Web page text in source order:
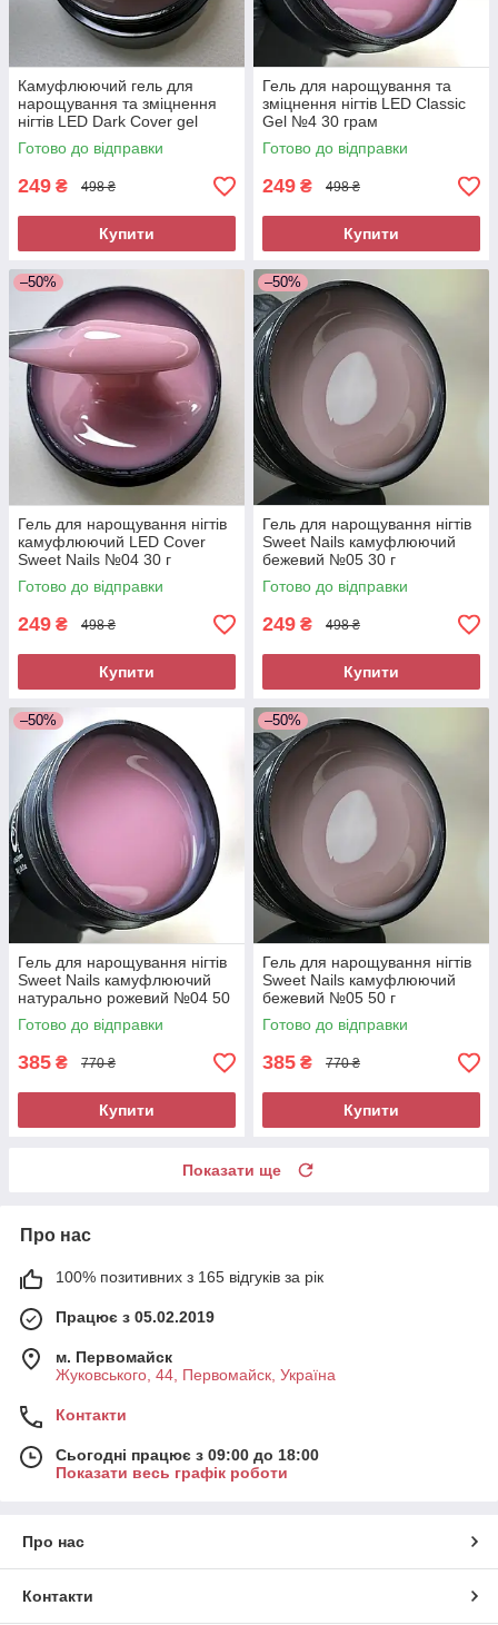
Камуфлюючий гель для
нарощування та зміцнення
нігтів LED Dark Cover gel
№05 30 грам
Готово до відправки
249 ₴ 498 ₴
Купити
Гель для нарощування та
зміцнення нігтів LED Classic
Gel №4 30 грам
Готово до відправки
249 ₴ 498 ₴
Купити
–50%
Гель для нарощування нігтів
камуфлюючий LED Cover
Sweet Nails №04 30 г
Готово до відправки
249 ₴ 498 ₴
Купити
–50%
Гель для нарощування нігтів
Sweet Nails камуфлюючий
бежевий №05 30 г
Готово до відправки
249 ₴ 498 ₴
Купити
–50%
Гель для нарощування нігтів
Sweet Nails камуфлюючий
натурально рожевий №04 50
гГотово до відправки
385 ₴ 770 ₴
Купити
–50%
Гель для нарощування нігтів
Sweet Nails камуфлюючий
бежевий №05 50 г
Готово до відправки
385 ₴ 770 ₴
Купити
Показати ще
Про нас
100% позитивних з 165 відгуків за рік
Працює з 05.02.2019
м. Первомайск
Жуковського, 44, Первомайск, Україна
Контакти
Сьогодні працює з 09:00 до 18:00
Показати весь графік роботи
Про нас
Контакти